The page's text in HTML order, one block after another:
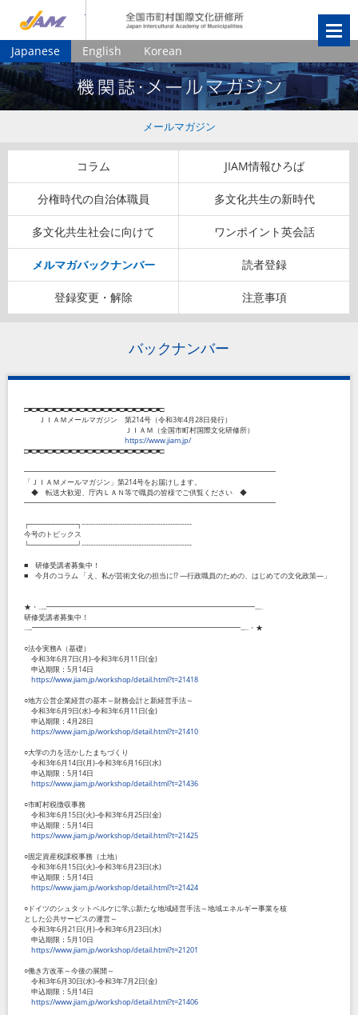
Japanese English Korean
メールマガジン
コラム JIAM情報ひろば
分権時代の自治体職員 多文化共生の新時代
多文化共生社会に向けて ワンポイント英会話
メルマガバックナンバー 読者登録
登録変更・解除 注意事項
バックナンバー
□■□■□■□■□■□■□■□■□■□■□■□■□■□■□■□■□■□
ＪＩＡＭメールマガジン 第214号（令和3年4月28日発行）
ＪＩＡＭ（全国市町村国際文化研修所）
https://www.jiam.jp/
□■□■□■□■□■□■□■□■□■□■□■□■□■□■□■□■□■□
━━━━━━━━━━━━━━━━━━━━━━━━━━━━━━━━━━━
「ＪＩＡＭメールマガジン」第214号をお届けします。
◆ 転送大歓迎、庁内ＬＡＮ等で職員の皆様でご供覧ください ◆
━━━━━━━━━━━━━━━━━━━━━━━━━━━━━━━━━━━
┌──────────┐----------------------------------------------
今号のトピックス
└──────────┘----------------------------------------------
■ 研修受講者募集中！
■ 今月のコラム 「え、私が芸術文化の担当に!? ―行政職員のための、はじめての文化政策―」
★・‥...━━━━━━━━━━━━━━━━━━━━━━━━━━━━━...‥
研修受講者募集中！
‥...━━━━━━━━━━━━━━━━━━━━━━━━━━━━━...‥・★
○法令実務A（基礎）
令和3年6月7日(月)-令和3年6月11日(金)
申込期限：5月14日
https://www.jiam.jp/workshop/detail.html?t=21418
○地方公営企業経営の基本～財務会計と新経営手法～
令和3年6月9日(水)-令和3年6月11日(金)
申込期限：4月28日
https://www.jiam.jp/workshop/detail.html?t=21410
○大学の力を活かしたまちづくり
令和3年6月14日(月)-令和3年6月16日(水)
申込期限：5月14日
https://www.jiam.jp/workshop/detail.html?t=21436
○市町村税徴収事務
令和3年6月15日(火)-令和3年6月25日(金)
申込期限：5月14日
https://www.jiam.jp/workshop/detail.html?t=21425
○固定資産税課税事務（土地）
令和3年6月15日(火)-令和3年6月23日(水)
申込期限：5月14日
https://www.jiam.jp/workshop/detail.html?t=21424
○ドイツのシュタットベルケに学ぶ新たな地域経営手法～地域エネルギー事業を核
とした公共サービスの運営～
令和3年6月21日(月)-令和3年6月23日(水)
申込期限：5月10日
https://www.jiam.jp/workshop/detail.html?t=21201
○働き方改革～今後の展開～
令和3年6月30日(水)-令和3年7月2日(金)
申込期限：5月14日
https://www.jiam.jp/workshop/detail.html?t=21406